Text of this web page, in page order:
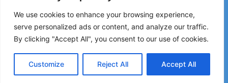
We use cookies to enhance your browsing experience,
serve personalized ads or content, and analyze our traffic.
By clicking "Accept All", you consent to our use of cookies.
Customize Reject All Accept All
카미노에서 잘못된 정보나 최근 변경 사항을 발견하셨나요?
폐쇄된 숙소, 침수 구간, 우회로, 공사 또는 기타 변경 사항에 대한
제보는 가이드를 최신 상태로 유지하는 데 큰 도움이 됩니다.